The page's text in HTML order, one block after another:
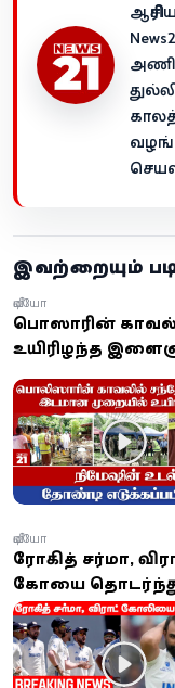
இவற்றையும்
பொலிஸாரின் காவலில்
உயிரிழந்த
எடுக்கப்பட்டது!
வீடியோ
ரோகித் சர்மா,
கோலியை
மற்றொரு
வாய்ப்பில்லை?
வீடியோ